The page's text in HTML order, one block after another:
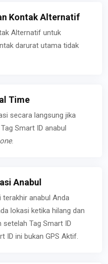
Kontak Alternatif
Alternatif untuk
darurat utama tidak
Time
secara langsung jika
Smart ID anabul
.
Anabul
terakhir anabul Anda
lokasi ketika hilang dan
Tag Smart ID
ID ini bukan GPS Aktif.